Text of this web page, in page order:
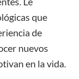
que
de
nuevos
en la vida.